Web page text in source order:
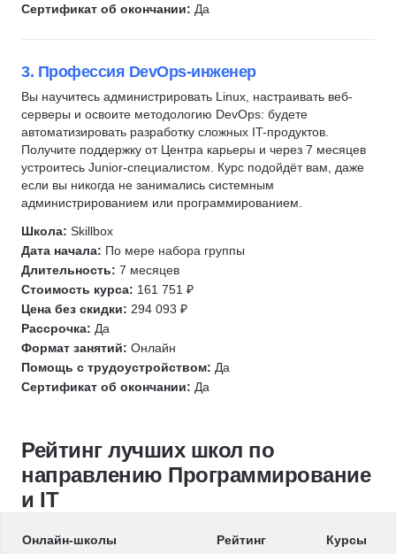
Unity
Node.js
Django
REST API
Технический директор
Алгоритмы и структуры данных
Базы данных
Блокчейн
Криптография
Solidity
Smart Contract
Web3
Парсинг
Создание чат-ботов
Параллельное программирование
Асинхронное программирование
Цифровая криминалистика
Сертификат об окончании: Да
3. Профессия DevOps-инженер
Вы научитесь администрировать Linux, настраивать веб-
серверы и освоите методологию DevOps: будете
автоматизировать разработку сложных IT-продуктов.
Получите поддержку от Центра карьеры и через 7 месяцев
устроитесь Junior-специалистом. Курс подойдёт вам, даже
если вы никогда не занимались системным
администрированием или программированием.
Школа: Skillbox
Дата начала: По мере набора группы
Длительность: 7 месяцев
Стоимость курса: 161 751 ₽
Цена без скидки: 294 093 ₽
Рассрочка: Да
Формат занятий: Онлайн
Помощь с трудоустройством: Да
Сертификат об окончании: Да
Рейтинг лучших школ по
направлению Программирование
и IT
Онлайн-школы Рейтинг Курсы